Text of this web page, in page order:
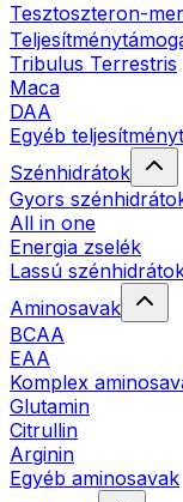
Tesztoszteron-
Tribulus Terrestris
Maca
DAA
Egyéb
Szénhidrátok
Gyors
All in one
Energia zselék
Lassú
Aminosavak
BCAA
EAA
Komplex
Glutamin
Citrullin
Arginin
Egyéb aminosavak